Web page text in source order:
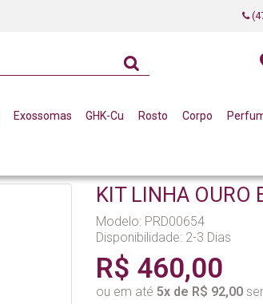
Exossomas GHK-Cu Rosto Corpo
KIT LINHA OURO
Modelo: PRD00654
Disponibilidade: 2-3 Dias
R$ 460,00
ou em até 5x de R$ 92,00